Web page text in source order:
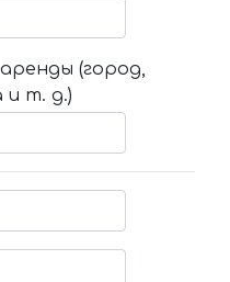
(город,
и т. д.)